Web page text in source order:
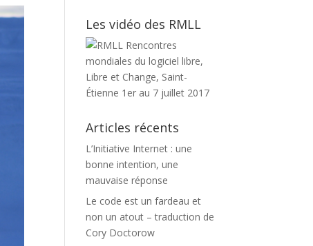
Les vidéo des RMLL
Articles récents
L’Initiative Internet : une
bonne intention, une
mauvaise réponse
Le code est un fardeau et
non un atout – traduction de
Cory Doctorow